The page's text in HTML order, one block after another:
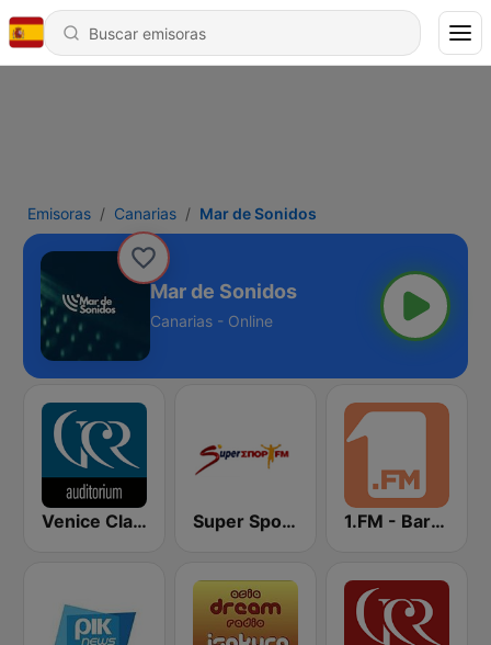
Emisoras Canarias Mar de Sonidos
Mar de Sonidos
Canarias - Online
Venice Classic Radio | VCR Auditorium Super Sport FM 1.FM - Baroque